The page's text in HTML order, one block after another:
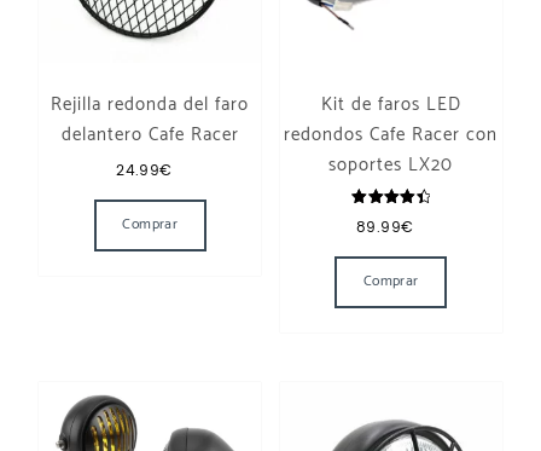
Rejilla redonda del faro
delantero Cafe Racer
24.99€
Comprar
Kit de faros LED
redondos Cafe Racer con
soportes LX20
con
de 5
89.99€
Comprar